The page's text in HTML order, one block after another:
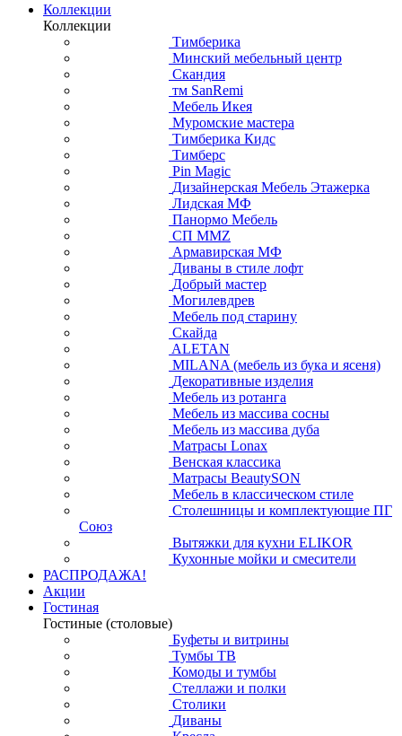
Коллекции
Коллекции
Тимберика
Минский мебельный центр
Скандия
тм SanRemi
Мебель Икея
Муромские мастера
Тимберика Кидс
Тимберс
Pin Magic
Дизайнерская Мебель Этажерка
Лидская МФ
Панормо Мебель
СП ММZ
Армавирская МФ
Диваны в стиле лофт
Добрый мастер
Могилевдрев
Мебель под старину
Скайда
ALETAN
MILANA (мебель из бука и ясеня)
Декоративные изделия
Мебель из ротанга
Мебель из массива сосны
Мебель из массива дуба
Матрасы Lonax
Венская классика
Матрасы BeautySON
Мебель в классическом стиле
Столешницы и комплектующие ПГ
Союз
Вытяжки для кухни ELIKOR
Кухонные мойки и смесители
РАСПРОДАЖА!
Акции
Гостиная
Гостиные (столовые)
Буфеты и витрины
Тумбы ТВ
Комоды и тумбы
Стеллажи и полки
Столики
Диваны